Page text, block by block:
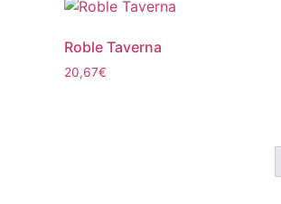
Roble Taverna
20,67€